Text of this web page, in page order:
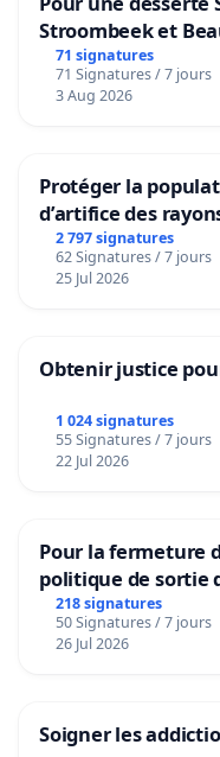
Stroombeek et
bediening van de
Voor
71 signatures
71 Signatures / 7 jours
3 Aug 2026
Protéger la
d’artifice des
2 797 signatures
62 Signatures / 7 jours
25 Jul 2026
Obtenir justice
1 024 signatures
55 Signatures / 7 jours
22 Jul 2026
Pour la fermeture
politique de sortie
218 signatures
50 Signatures / 7 jours
26 Jul 2026
Soigner les